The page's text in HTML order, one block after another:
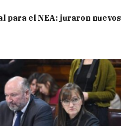
para el NEA: juraron nuevos